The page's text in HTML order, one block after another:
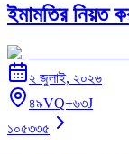
ইমামতির নিয়ত
২ জুলাই, ২০২৬
৪৯VQ+৬৩J
১০৫৩৩৫